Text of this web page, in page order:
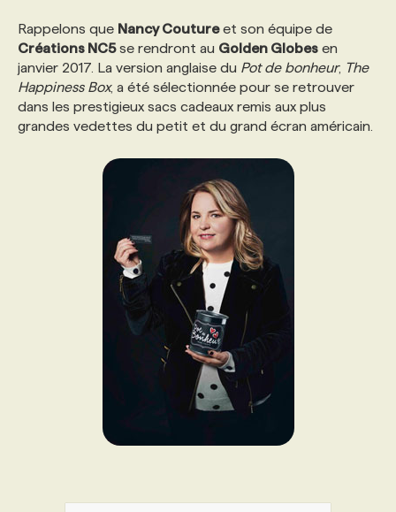
NOS TARIFS
PROGRAMMES DE SUBVENTIONS
ANNONCEZ AVEC NOUS
ANNONCEZ AVEC NOUS
Rappelons que Nancy Coutureet son équipe de
Créations NC5se rendront au Golden Globes en
janvier 2017. La version anglaise du Pot de bonheur, The
Happiness Box, a été sélectionnée pour se retrouver
dans les prestigieux sacs cadeaux remis aux plus
grandes vedettes du petit et du grand écran américain.